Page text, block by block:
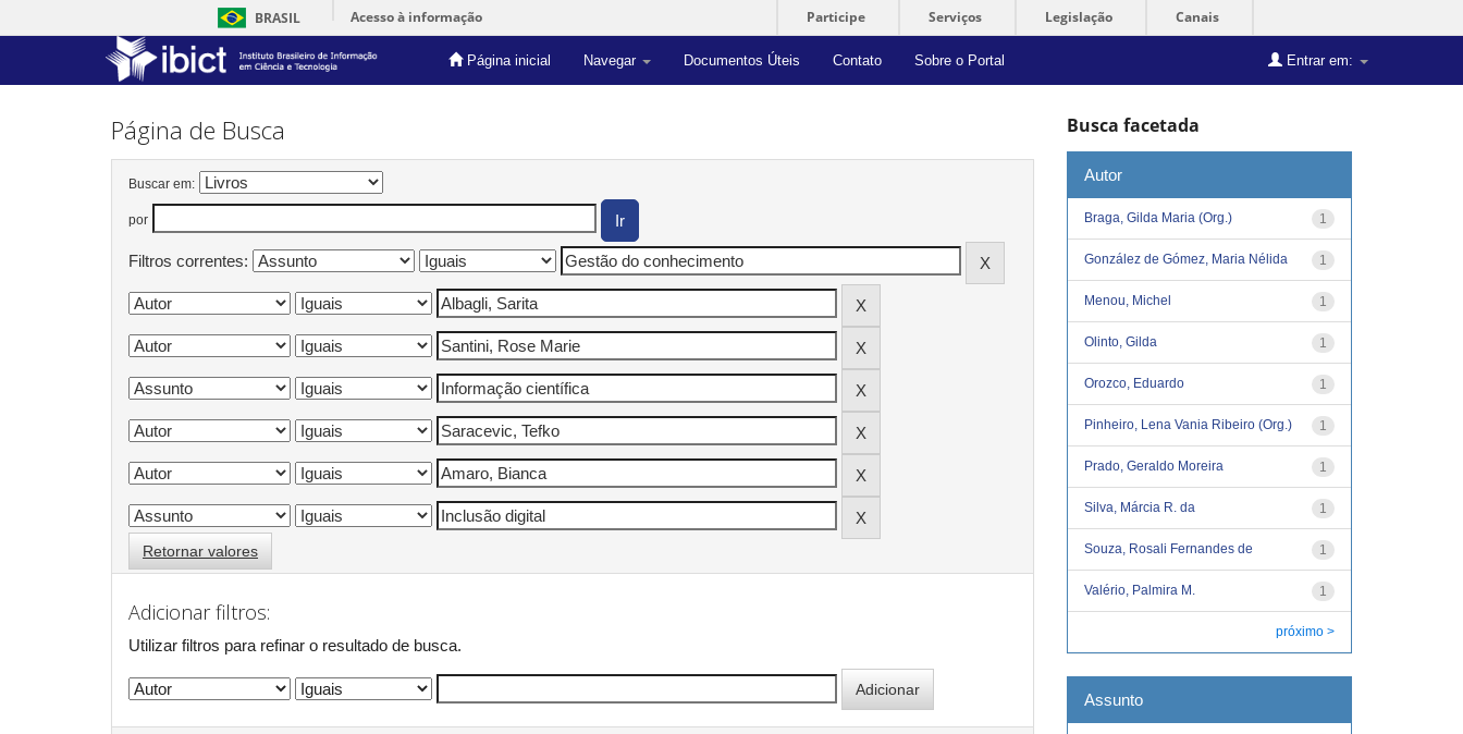
BRASIL Acesso à informação Participe Serviços Legislação Canais
Página inicial Navegar Documentos Úteis Contato Sobre o Portal Entrar em:
Skip
Página de Busca
Buscar em:
por
Filtros correntes:
Retornar valores
Adicionar filtros:
Utilizar filtros para refinar o resultado de busca.
Busca facetada
Autor
1
Braga, Gilda Maria (Org.)
1
González de Gómez, Maria Nélida
1
Menou, Michel
1
Olinto, Gilda
1
Orozco, Eduardo
1
Pinheiro, Lena Vania Ribeiro (Org.)
1
Prado, Geraldo Moreira
1
Silva, Márcia R. da
1
Souza, Rosali Fernandes de
1
Valério, Palmira M.
próximo >
Assunto